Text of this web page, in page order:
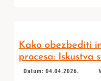
Kako obezbediti
procesa: Iskustva
Datum: 04.04.2026.